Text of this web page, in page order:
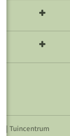
| Tuincentrum